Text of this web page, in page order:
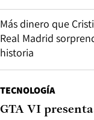
Más dinero que
Real Madrid
historia
TECNOLOGÍA
GTA VI